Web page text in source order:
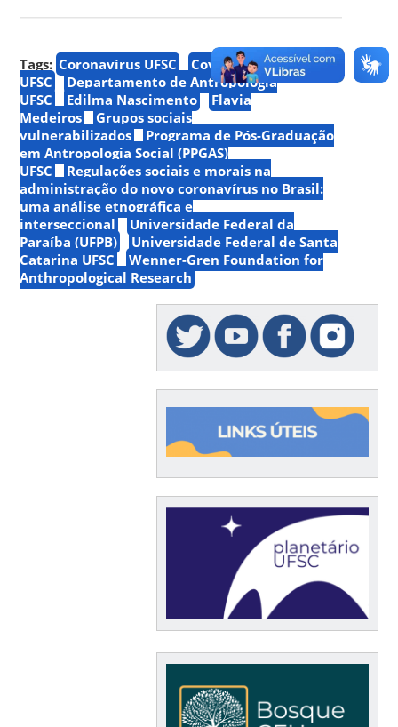
Tags: Coronavírus UFSC
Covid-19
UFSC
Departamento de Antropologia
UFSC
Edilma Nascimento
Flavia
Medeiros
Grupos sociais
vulnerabilizados
Programa de Pós-Graduação
em Antropologia Social (PPGAS)
UFSC
Regulações sociais e morais na
administração do novo coronavírus no Brasil:
uma análise etnográfica e
interseccional
Universidade Federal da
Paraíba (UFPB)
Universidade Federal de Santa
Catarina UFSC
Wenner-Gren Foundation for
Anthropological Research